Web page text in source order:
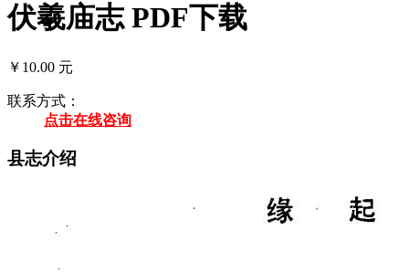
伏羲庙志 PDF下载
￥10.00 元
联系方式：
点击在线咨询
县志介绍